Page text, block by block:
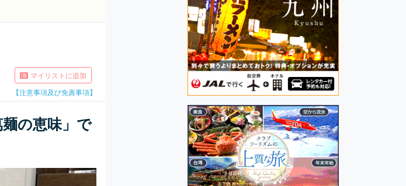
マイリストに追加
【注意事項及び免責事項】
の恵味」で